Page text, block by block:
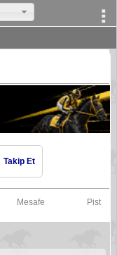
Takip Et
Mesafe Pist
×